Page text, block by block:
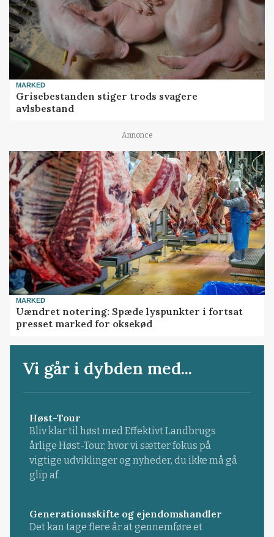
MARKED
Grisebestanden stiger trods svagere
avlsbestand
Annonce
MARKED
Uændret notering: Spæde lyspunkter i fortsat
presset marked for oksekød
Vi går i dybden med...
Høst-Tour
Bliv klar til høst med Effektivt Landbrugs
årlige Høst-Tour, hvor vi sætter fokus på
vigtige udviklinger og nyheder, du ikke må gå
glip af.
Generationsskifte og ejendomshandler
Det kan tage flere år at gennemføre et